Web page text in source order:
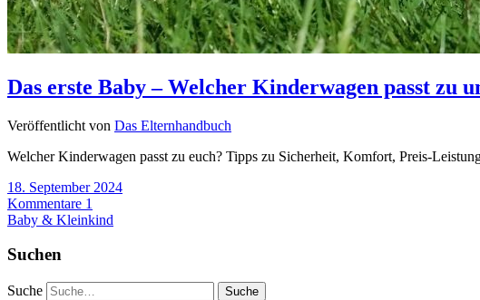
Das erste Baby – Welcher Kinderwagen passt zu
Veröffentlicht von Das Elternhandbuch
Welcher Kinderwagen passt zu euch? Tipps zu Sicherheit, Komfort, Preis-
18. September 2024
Kommentare 1
Baby & Kleinkind
Suchen
Suche